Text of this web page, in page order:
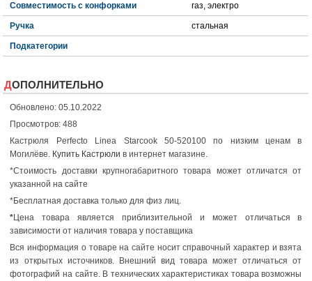
Совместимость с конфорками газ, электро
Ручка стальная
Подкатегории
ДОПОЛНИТЕЛЬНО
Обновлено: 05.10.2022
Просмотров: 488
Кастрюля Perfecto Linea Starcook 50-520100 по низким ценам в
Могилёве. Купить Кастрюли в интернет магазине.
*Стоимость доставки крупногабаритного товара может отличатся от
указанной на сайте
*Бесплатная доставка только для физ лиц.
*Цена товара является приблизительной и может отличаться в
зависимости от наличия товара у поставщика
Вся информация о товаре на сайте носит справочный характер и взята
из открытых источников. Внешний вид товара может отличаться от
фотографий на сайте. В технических характеристиках товара возможны